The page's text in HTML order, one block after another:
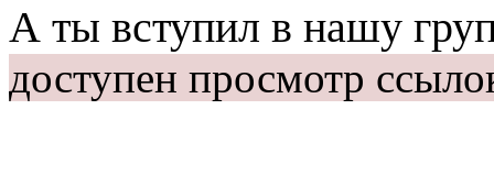
А ты вступил в нашу
доступен просмотр